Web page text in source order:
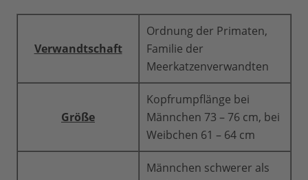
Verwandtschaft
Ordnung der Primaten,
Familie der
Meerkatzenverwandten
Größe
Kopfrumpflänge bei
Männchen 73 – 76 cm, bei
Weibchen 61 – 64 cm
Männchen schwerer als